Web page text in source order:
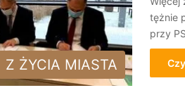
Z ŻYCIA MIASTA
tężnie
przy